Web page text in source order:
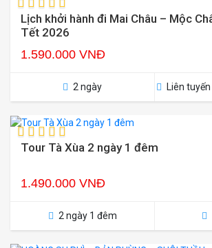
Lịch khởi hành đi Mai Châu – Mộc
Tết 2026
1.590.000 VNĐ
2 ngày Liên
Tour Tà Xùa 2 ngày 1 đêm
1.490.000 VNĐ
2 ngày 1 đêm